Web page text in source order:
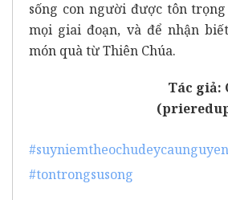
sống con người được tôn
mọi giai đoạn, và để nhận
món quà từ Thiên Chúa.
Tác giả:
(
#tontrongsusong